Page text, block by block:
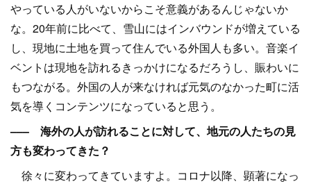
やっている人がいないからこそ意義があるんじゃないか
な。20年前に比べて、雪山にはインバウンドが増えている
し、現地に土地を買って住んでいる外国人も多い。音楽イ
ベントは現地を訪れるきっかけになるだろうし、賑わいに
もつながる。外国の人が来なければ元気のなかった町に活
気を導くコンテンツになっていると思う。
––– 海外の人が訪れることに対して、地元の人たちの見
方も変わってきた？
徐々に変わってきていますよ。コロナ以降、顕著になっ